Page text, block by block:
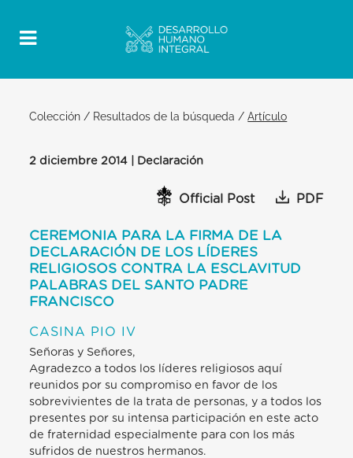
Colección / Resultados de la búsqueda /Artículo
2 diciembre 2014 | Declaración
Official Post PDF
CEREMONIA PARA LA FIRMA DE LA
DECLARACIÓN DE LOS LÍDERES
RELIGIOSOS CONTRA LA ESCLAVITUD
PALABRAS DEL SANTO PADRE
FRANCISCO
CASINA PIO IV
Señoras y Señores,
Agradezco a todos los líderes religiosos aquí
reunidos por su compromiso en favor de los
sobrevivientes de la trata de personas, y a todos los
presentes por su intensa participación en este acto
de fraternidad especialmente para con los más
sufridos de nuestros hermanos.